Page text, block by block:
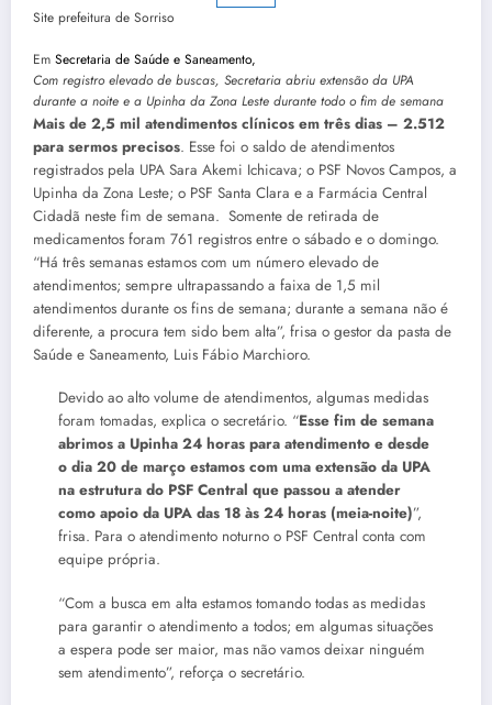
Site prefeitura de Sorriso
Em Secretaria de Saúde e Saneamento,
Com registro elevado de buscas, Secretaria abriu extensão da UPA
durante a noite e a Upinha da Zona Leste durante todo o fim de semana
Mais de 2,5 mil atendimentos clínicos em três dias – 2.512
para sermos precisos. Esse foi o saldo de atendimentos
registrados pela UPA Sara Akemi Ichicava; o PSF Novos Campos, a
Upinha da Zona Leste; o PSF Santa Clara e a Farmácia Central
Cidadã neste fim de semana. Somente de retirada de
medicamentos foram 761 registros entre o sábado e o domingo.
“Há três semanas estamos com um número elevado de
atendimentos; sempre ultrapassando a faixa de 1,5 mil
atendimentos durante os fins de semana; durante a semana não é
diferente, a procura tem sido bem alta”, frisa o gestor da pasta de
Saúde e Saneamento, Luis Fábio Marchioro.
Devido ao alto volume de atendimentos, algumas medidas
foram tomadas, explica o secretário. “Esse fim de semana
abrimos a Upinha 24 horas para atendimento e desde
o dia 20 de março estamos com uma extensão da UPA
na estrutura do PSF Central que passou a atender
como apoio da UPA das 18 às 24 horas (meia-noite)”,
frisa. Para o atendimento noturno o PSF Central conta com
equipe própria.
“Com a busca em alta estamos tomando todas as medidas
para garantir o atendimento a todos; em algumas situações
a espera pode ser maior, mas não vamos deixar ninguém
sem atendimento”, reforça o secretário.